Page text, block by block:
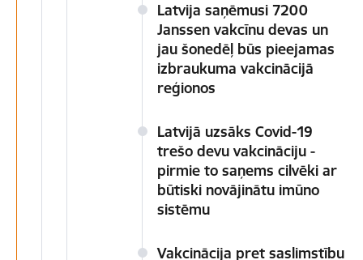
Latvija saņēmusi 7200
Janssen vakcīnu devas un
jau šonedēļ būs pieejamas
izbraukuma vakcinācijā
reģionos
Latvijā uzsāks Covid-19
trešo devu vakcināciju -
pirmie to saņems cilvēki ar
būtiski novājinātu imūno
sistēmu
Vakcinācija pret saslimstību